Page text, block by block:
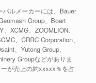
ルメーカーには、Bauer
Group、Boart
XCMG、ZOOMLION、
、CRRC Corporation、
、Yutong Group、
Groupなどがありま
が売上の約xxxxx％を占